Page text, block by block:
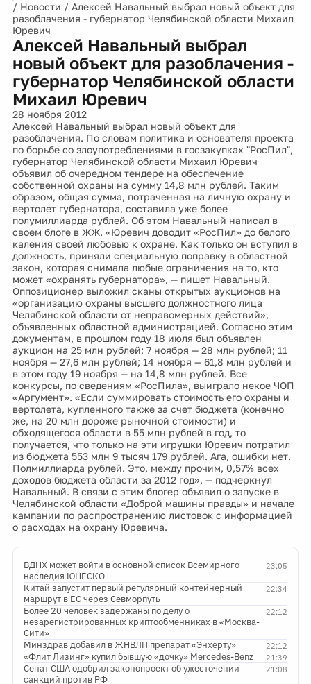
/ Новости / Алексей Навальный выбрал новый объект для
разоблачения - губернатор Челябинской области Михаил
Юревич
Алексей Навальный выбрал
новый объект для разоблачения -
губернатор Челябинской области
Михаил Юревич
28 ноября 2012
Алексей Навальный выбрал новый объект для
разоблачения. По словам политика и основателя проекта
по борьбе со злоупотреблениями в госзакупках "РосПил",
губернатор Челябинской области Михаил Юревич
объявил об очередном тендере на обеспечение
собственной охраны на сумму 14,8 млн рублей. Таким
образом, общая сумма, потраченная на личную охрану и
вертолет губернатора, составила уже более
полумиллиарда рублей. Об этом Навальный написал в
своем блоге в ЖЖ. «Юревич доводит «РосПил» до белого
каления своей любовью к охране. Как только он вступил в
должность, приняли специальную поправку в областной
закон, которая снимала любые ограничения на то, кто
может «охранять губернатора», — пишет Навальный.
Оппозиционер выложил сканы открытых аукционов на
«организацию охраны высшего должностного лица
Челябинской области от неправомерных действий»,
объявленных областной администрацией. Согласно этим
документам, в прошлом году 18 июля был объявлен
аукцион на 25 млн рублей; 7 ноября — 28 млн рублей; 11
ноября — 27,6 млн рублей; 14 ноября — 61,8 млн рублей и
в этом году 19 ноября — на 14,8 млн рублей. Все
конкурсы, по сведениям «РосПила», выиграло некое ЧОП
«Аргумент». «Если суммировать стоимость его охраны и
вертолета, купленного также за счет бюджета (конечно
же, на 20 млн дороже рыночной стоимости) и
обходящегося области в 55 млн рублей в год, то
получается, что только на эти игрушки Юревич потратил
из бюджета 553 млн 9 тысяч 179 рублей. Ага, ошибки нет.
Полмиллиарда рублей. Это, между прочим, 0,57% всех
доходов бюджета области за 2012 год», — подчеркнул
Навальный. В связи с этим блогер объявил о запуске в
Челябинской области «Доброй машины правды» и начале
кампании по распространению листовок с информацией
о расходах на охрану Юревича.
23:05
ВДНХ может войти в основной список Всемирного
наследия ЮНЕСКО
22:34
Китай запустит первый регулярный контейнерный
маршрут в ЕС через Севморпуть
22:12
Более 20 человек задержаны по делу о
незарегистрированных криптообменниках в «Москва-
Сити»
22:12
Минздрав добавил в ЖНВЛП препарат «Энхерту»
21:39
«Флит Лизинг» купил бывшую «дочку» Mercedes-Benz
21:08
Сенат США одобрил законопроект об ужесточении
санкций против РФ